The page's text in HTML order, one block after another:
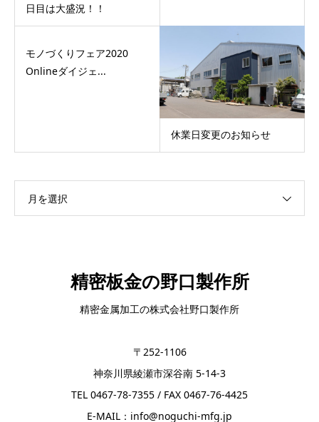
日目は大盛況！！
モノづくりフェア2020
Onlineダイジェ...
休業日変更のお知らせ
月を選択
精密板金の野口製作所
精密金属加工の株式会社野口製作所
〒252-1106
神奈川県綾瀬市深谷南 5-14-3
TEL 0467-78-7355 / FAX 0467-76-4425
E-MAIL：info@noguchi-mfg.jp